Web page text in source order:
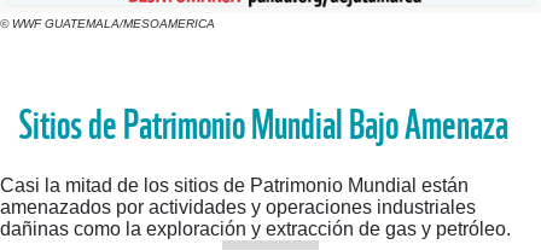
© WWF GUATEMALA/MESOAMERICA
Sitios de Patrimonio Mundial Bajo Amenaza
Casi la mitad de los sitios de Patrimonio Mundial están
amenazados por actividades y operaciones industriales
dañinas como la exploración y extracción de gas y petróleo.